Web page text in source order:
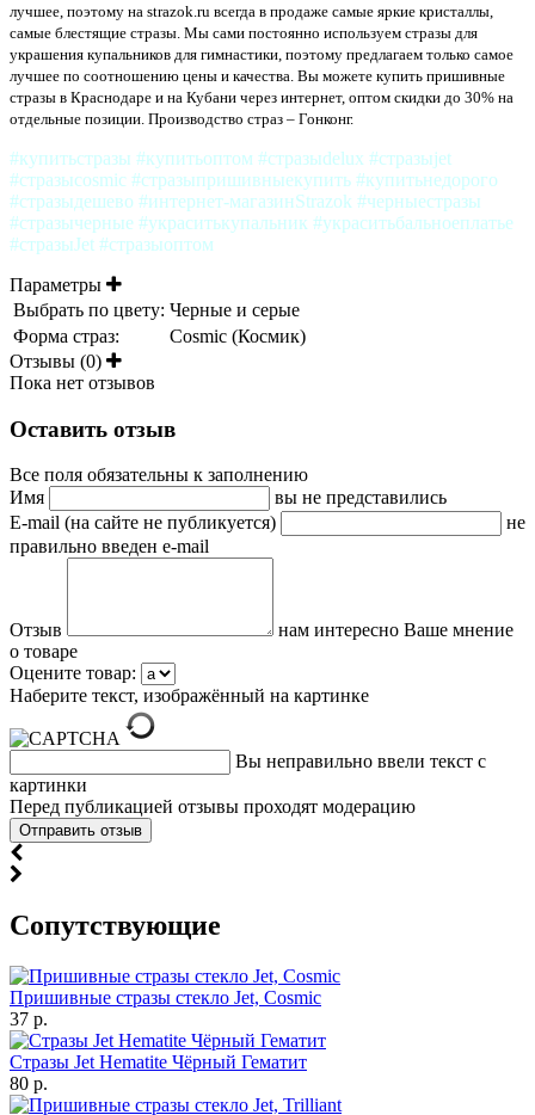
лучшее, поэтому на strazok.ru всегда в продаже самые яркие кристаллы,
самые блестящие стразы. Мы сами постоянно используем стразы для
украшения купальников для гимнастики, поэтому предлагаем только самое
лучшее по соотношению цены и качества. Вы можете купить пришивные
стразы в Краснодаре и на Кубани через интернет, оптом скидки до 30% на
отдельные позиции. Производство страз – Гонконг.
#купитьстразы #купитьоптом #стразыdelux #стразыjet
#стразыcosmic #стразыпришивныекупить #купитьнедорого
#стразыдешево #интернет-магазинStrazok #черныестразы
#стразычерные #украситькупальник #украситьбальноеплатье
#стразыJet #стразыоптом
Параметры
Выбрать по цвету: Черные и серые
Форма страз:
Cosmic (Космик)
Отзывы (0)
Пока нет отзывов
Оставить отзыв
Все поля обязательны к заполнению
Имя
вы не представились
E-mail (на сайте не публикуется)
не
правильно введен e-mail
Отзыв
нам интересно Ваше мнение
о товаре
Оцените товар:
Наберите текст, изображённый на картинке
Вы неправильно ввели текст с
картинки
Перед публикацией отзывы проходят модерацию
Cопутствующие
Пришивные стразы стекло Jet, Cosmic
37 р.
Стразы Jet Hematite Чёрный Гематит
80 р.